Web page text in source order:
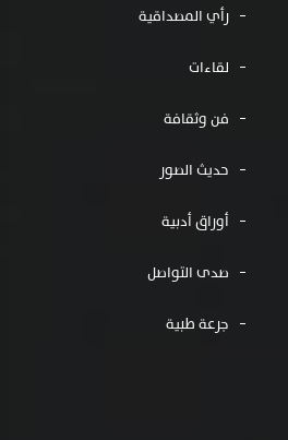
رأي المصداقية
لقاءات
فن وثقافة
حديث الصور
أوراق أدبية
صدى التواصل
جرعة طبية